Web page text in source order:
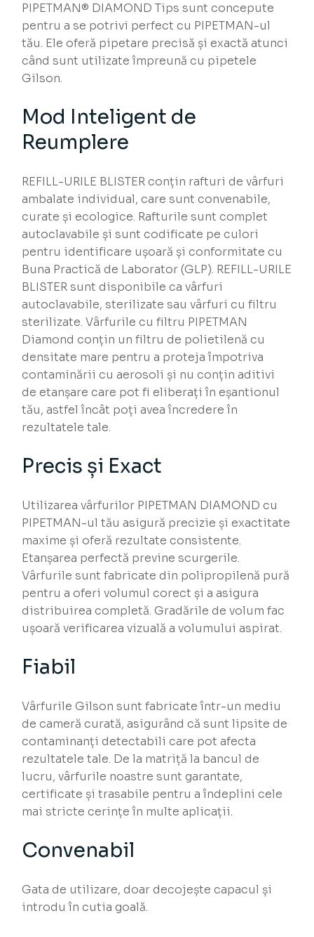
PIPETMAN® DIAMOND Tips sunt concepute
pentru a se potrivi perfect cu PIPETMAN-ul
tău. Ele oferă pipetare precisă și exactă atunci
când sunt utilizate împreună cu pipetele
Gilson.
Mod Inteligent de
Reumplere
REFILL-URILE BLISTER conțin rafturi de vârfuri
ambalate individual, care sunt convenabile,
curate și ecologice. Rafturile sunt complet
autoclavabile și sunt codificate pe culori
pentru identificare ușoară și conformitate cu
Buna Practică de Laborator (GLP). REFILL-URILE
BLISTER sunt disponibile ca vârfuri
autoclavabile, sterilizate sau vârfuri cu filtru
sterilizate. Vârfurile cu filtru PIPETMAN
Diamond conțin un filtru de polietilenă cu
densitate mare pentru a proteja împotriva
contaminării cu aerosoli și nu conțin aditivi
de etanșare care pot fi eliberați în eșantionul
tău, astfel încât poți avea încredere în
rezultatele tale.
Precis și Exact
Utilizarea vârfurilor PIPETMAN DIAMOND cu
PIPETMAN-ul tău asigură precizie și exactitate
maxime și oferă rezultate consistente.
Etanșarea perfectă previne scurgerile.
Vârfurile sunt fabricate din polipropilenă pură
pentru a oferi volumul corect și a asigura
distribuirea completă. Gradările de volum fac
ușoară verificarea vizuală a volumului aspirat.
Fiabil
Vârfurile Gilson sunt fabricate într-un mediu
de cameră curată, asigurând că sunt lipsite de
contaminanți detectabili care pot afecta
rezultatele tale. De la matriță la bancul de
lucru, vârfurile noastre sunt garantate,
certificate și trasabile pentru a îndeplini cele
mai stricte cerințe în multe aplicații.
Convenabil
Gata de utilizare, doar decojește capacul și
introdu în cutia goală.